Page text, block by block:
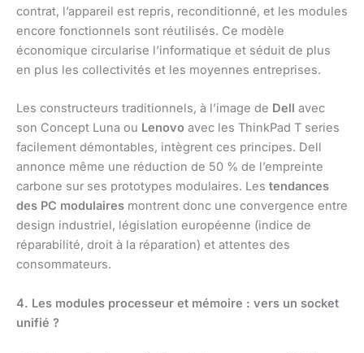
contrat, l’appareil est repris, reconditionné, et les modules
encore fonctionnels sont réutilisés. Ce modèle
économique circularise l’informatique et séduit de plus
en plus les collectivités et les moyennes entreprises.
Les constructeurs traditionnels, à l’image de Dell avec
son Concept Luna ou Lenovo avec les ThinkPad T series
facilement démontables, intègrent ces principes. Dell
annonce même une réduction de 50 % de l’empreinte
carbone sur ses prototypes modulaires. Les tendances
des PC modulaires montrent donc une convergence entre
design industriel, législation européenne (indice de
réparabilité, droit à la réparation) et attentes des
consommateurs.
4. Les modules processeur et mémoire : vers un socket
unifié ?